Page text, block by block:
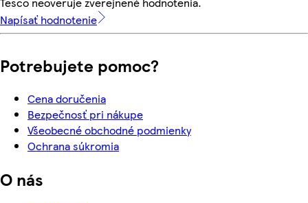
Napísať hodnotenie
Potrebujete pomoc?
Cena doručenia
Bezpečnosť pri nákupe
Všeobecné obchodné podmienky
Ochrana súkromia
O nás